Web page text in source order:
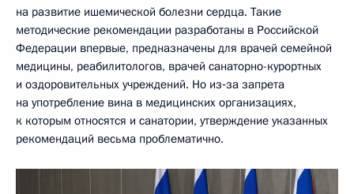
на развитие ишемической болезни сердца. Такие
методические рекомендации разработаны в Российской
Федерации впервые, предназначены для врачей семейной
медицины, реабилитологов, врачей санаторно-курортных
и оздоровительных учреждений. Но из‑за запрета
на употребление вина в медицинских организациях,
к которым относятся и санатории, утверждение указанных
рекомендаций весьма проблематично.